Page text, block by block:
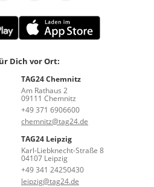
Dich vor Ort:
TAG24 Chemnitz
Am Rathaus 2
09111 Chemnitz
+49 371 6906600
chemnitz@tag24.de
TAG24 Leipzig
Karl-Liebknecht-Straße 8
04107 Leipzig
+49 341 24250430
leipzig@tag24.de